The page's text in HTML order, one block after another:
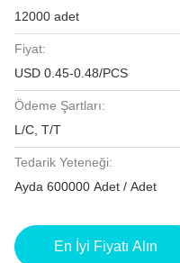
12000 adet
Fiyat:
USD 0.45-0.48/PCS
Ödeme Şartları:
L/C, T/T
Tedarik Yeteneği:
Ayda 600000 Adet / Adet
En İyi Fiyatı Alın